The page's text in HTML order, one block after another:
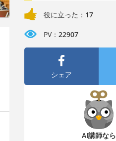
役に立った： 17
PV： 22907
シェア
AI講師なら